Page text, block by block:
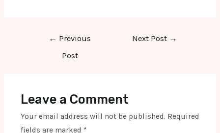
← Previous
Post
Next Post →
Leave a Comment
Your email address will not be published. Required
fields are marked *